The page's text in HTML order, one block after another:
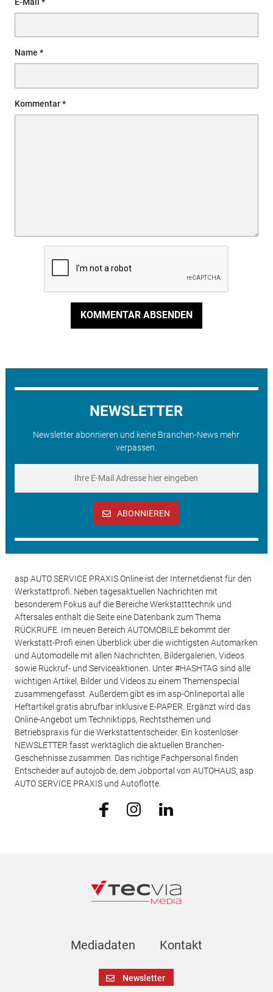
Name
Kommentar
KOMMENTAR ABSENDEN
NEWSLETTER
Newsletter abonnieren und keine Branchen-News mehr
verpassen.
ABONNIEREN
asp AUTO SERVICE PRAXIS Online ist der Internetdienst für den
Werkstattprofi. Neben tagesaktuellen Nachrichten mit
besonderem Fokus auf die Bereiche Werkstatttechnik und
Aftersales enthält die Seite eine Datenbank zum Thema
RÜCKRUFE. Im neuen Bereich AUTOMOBILE bekommt der
Werkstatt-Profi einen Überblick über die wichtigsten Automarken
und Automodelle mit allen Nachrichten, Bildergalerien, Videos
sowie Rückruf- und Serviceaktionen. Unter #HASHTAG sind alle
wichtigen Artikel, Bilder und Videos zu einem Themenspecial
zusammengefasst. Außerdem gibt es im asp-Onlineportal alle
Heftartikel gratis abrufbar inklusive E-PAPER. Ergänzt wird das
Online-Angebot um Techniktipps, Rechtsthemen und
Betriebspraxis für die Werkstattentscheider. Ein kostenloser
NEWSLETTER fasst werktäglich die aktuellen Branchen-
Geschehnisse zusammen. Das richtige Fachpersonal finden
Entscheider auf autojob.de, dem Jobportal von AUTOHAUS, asp
AUTO SERVICE PRAXIS und Autoflotte.
Mediadaten Kontakt
Newsletter